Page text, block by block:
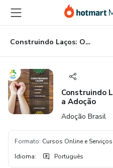
para
conteúdo
principal
para
pagamento
para
rodapé
Construindo Laços: O Guia Completo para a Adoção
Construindo
a Adoção
Adoção Brasil
Formato: Cursos Online e
Idioma: Português